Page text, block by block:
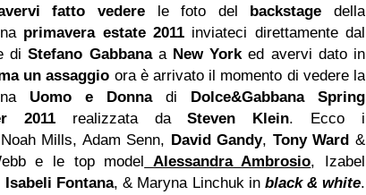
fatto vederele foto del backstage della
primavera estate 2011 inviateci direttamente dal
diStefano Gabbanaa New York ed avervi dato in
un assaggio ora è arrivato il momento di vedere la
Uomo e Donnadi Dolce&Gabbana Spring
2011 realizzata daSteven Klein. Ecco i
Mills, Adam Senn, David Gandy, Tony Ward &
e le top model Alessandra Ambrosio, Izabel
Isabeli Fontana, & Maryna Linchuk inblack & white.